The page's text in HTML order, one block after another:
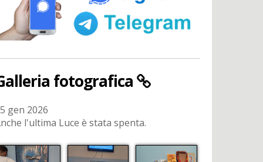
fotografica
gen 2026
l'ultima Luce è stata spenta.